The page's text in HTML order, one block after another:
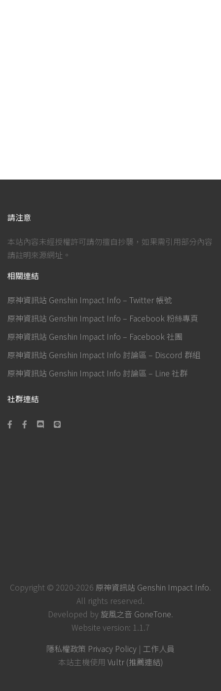
請注意
本站內容未經授權許可請勿擅自抄襲，如果需引用部分內容
請註明來源網址。
相關連結
原神資訊站 Genshin Impact Info – Twitter 帳號
原神資訊站 Genshin Impact Info – Facebook 粉絲專頁
原神資訊站 Genshin Impact Info – Facebook 社團
原神資訊站 Genshin Impact Info 討論區 – Discord 群組
原神資訊站 Genshin Impact Info 討論區 – Line 社群
社群連結
Copyright © 2020-2026 原神資訊站 Genshin Impact Info.
All rights reserved.
Developed by 旋風之音 GoneTone.
Website version: 1.1.7
隱私權政策 Privacy Policy | 工作人員
本站主機使用 Vultr (推薦連結)